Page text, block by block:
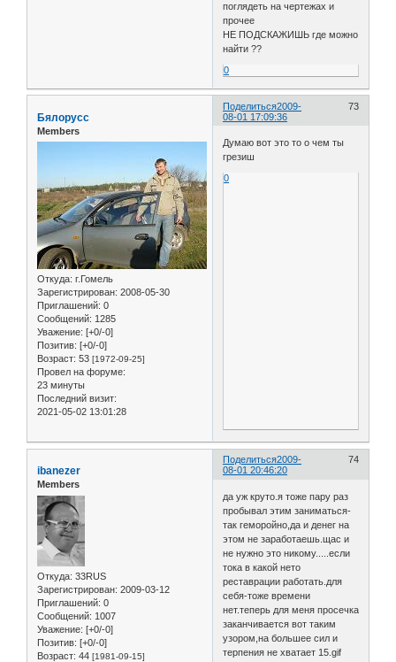
поглядеть на чертежах и
прочее
НЕ ПОДСКАЖИШЬ где можно
найти ??
0
Поделиться 73
2009-
08-01 17:09:36
Бялорусс
Members
Откуда: г.Гомель
Зарегистрирован: 2008-05-30
Приглашений: 0
Сообщений: 1285
Уважение: [+0/-0]
Позитив: [+0/-0]
Возраст: 53 [1972-09-25]
Провел на форуме:
23 минуты
Последний визит:
2021-05-02 13:01:28
Думаю вот это то о чем ты
грезиш
0
Поделиться 74
2009-
08-01 20:46:20
ibanezer
Members
Откуда: 33RUS
Зарегистрирован: 2009-03-12
Приглашений: 0
Сообщений: 1007
Уважение: [+0/-0]
Позитив: [+0/-0]
Возраст: 44 [1981-09-15]
да уж круто.я тоже пару раз
пробывал этим заниматься-
так геморойно,да и денег на
этом не заработаешь.щас и
не нужно это никому.....если
тока в какой нето
реставрации работать.для
себя-тоже времени
нет.теперь для меня просечка
заканчивается вот таким
узором,на большее сил и
терпения не хватает 15.gif